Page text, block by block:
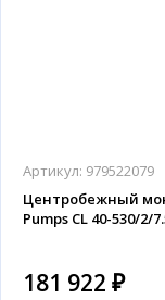
Артикул: 979522079
Центробежный
Pumps CL 40-530/2/
181 922 ₽